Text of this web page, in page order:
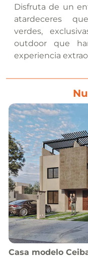
Disfruta de un
atardeceres
verdes,
outdoor que
experiencia
Casa modelo